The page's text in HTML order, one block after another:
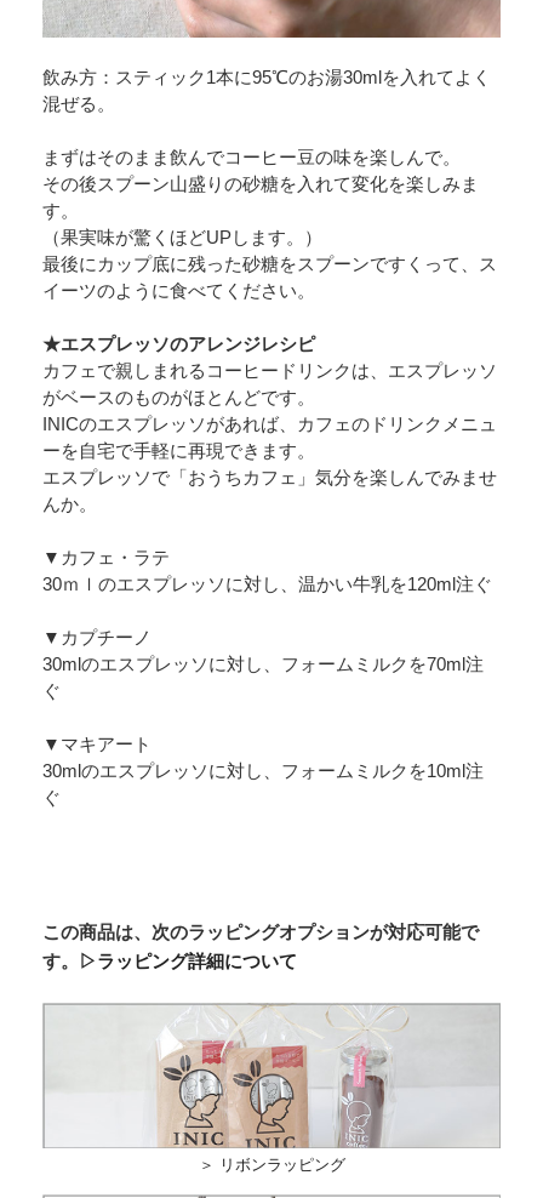
飲み方：スティック1本に95℃のお湯30mlを入れてよく
混ぜる。
まずはそのまま飲んでコーヒー豆の味を楽しんで。
その後スプーン山盛りの砂糖を入れて変化を楽しみま
す。
（果実味が驚くほどUPします。）
最後にカップ底に残った砂糖をスプーンですくって、ス
イーツのように食べてください。
★エスプレッソのアレンジレシピ
カフェで親しまれるコーヒードリンクは、エスプレッソ
がベースのものがほとんどです。
INICのエスプレッソがあれば、カフェのドリンクメニュ
ーを自宅で手軽に再現できます。
エスプレッソで「おうちカフェ」気分を楽しんでみませ
んか。
▼カフェ・ラテ
30ｍｌのエスプレッソに対し、温かい牛乳を120ml注ぐ
▼カプチーノ
30mlのエスプレッソに対し、フォームミルクを70ml注
ぐ
▼マキアート
30mlのエスプレッソに対し、フォームミルクを10ml注
ぐ
この商品は、次のラッピングオプションが対応可能で
す。
▷ラッピング詳細について
＞ リボンラッピング